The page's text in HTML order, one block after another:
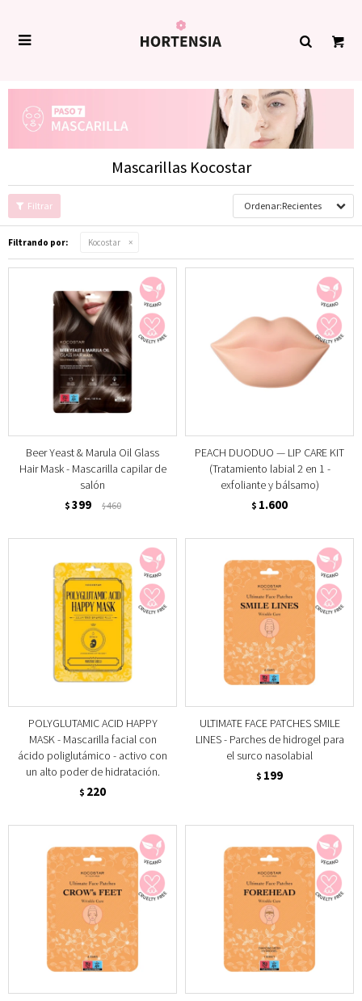

Mascarillas Kocostar
Recientes
Filtrando por: Kocostar
Beer Yeast & Marula Oil Glass
Hair Mask - Mascarilla capilar de
salón
$ 399 $460
PEACH DUODUO — LIP CARE KIT
(Tratamiento labial 2 en 1 -
exfoliante y bálsamo)
$ 1.600
POLYGLUTAMIC ACID HAPPY
MASK - Mascarilla facial con
ácido poliglutámico - activo con
un alto poder de hidratación.
$ 220
ULTIMATE FACE PATCHES SMILE
LINES - Parches de hidrogel para
el surco nasolabial
$ 199